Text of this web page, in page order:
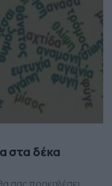
στα δέκα